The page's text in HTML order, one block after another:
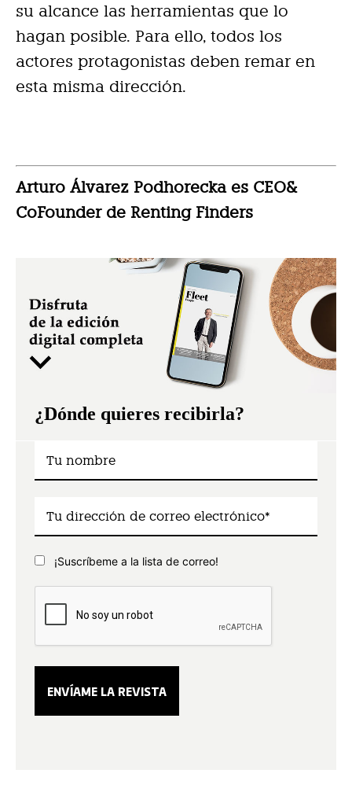
su alcance las herramientas que lo
hagan posible. Para ello, todos los
actores protagonistas deben remar en
esta misma dirección.
Arturo Álvarez Podhorecka es CEO&
CoFounder de Renting Finders
¿Dónde quieres recibirla?
¡Suscríbeme a la lista de correo!